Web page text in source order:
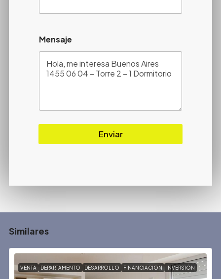
Mensaje
Enviar
Similares
VENTA DEPARTAMENTO DESARROLLO FINANCIACION INVERSION